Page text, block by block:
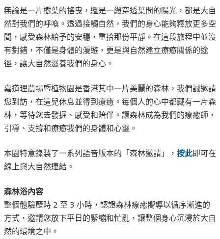
無論是一片樹葉的搖曳，還是一縷穿透葉間的陽光，都是大自
然對我們的呼喚。透過接觸自然，我們的身心能夠釋放更多空
間，感受森林給予的安穩，重拾那份平靜。在這段旅程中並沒
有對錯 ， 不僅是身體的漫遊 ，更是與自然建立療癒關係的途
徑 ，讓大自然滋養我們的身心。
嘉道理農場暨植物園是香港其中一片美麗的森林，我們誠邀請
您到訪，在這兒休息並得到療癒。每個人的心中都藏有一片森
林，等待您去發掘、感受和陪伴。 讓森林成為我們的療癒師 ，
引導、支撐和療癒我們的身體和心靈。
本園特意錄製了一系列語音版本的「森林邀請」， 按此即可在
線上與大自然連結。
森林浴內容
整個體驗歷時 2 至 3 小時，認證森林療癒嚮導以循序漸進的
方式，邀請您放下平日的緊繃和忙亂，讓整個身心沉浸於大自
然的環境之中。